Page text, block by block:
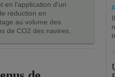
en l'application d'un
réduction en
au volume des
de CO2 des navires.